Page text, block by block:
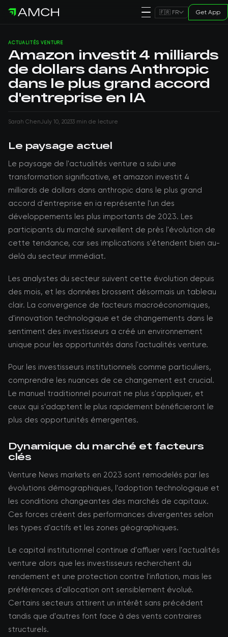
🇫🇷 FR Get App
ACTUALITÉS VENTURE
Amazon investit 4 milliards
de dollars dans Anthropic
dans le plus grand accord
d'entreprise en IA
Sarah ChenJuly 10, 20233 min de lecture
Le paysage actuel
Le paysage de l'actualités venture a subi une
transformation significative, et amazon investit 4
milliards de dollars dans anthropic dans le plus grand
accord d'entreprise en ia représente l'un des
développements les plus importants de 2023. Les
participants du marché surveillent de près l'évolution de
cette tendance, car ses implications s'étendent bien au-
delà du secteur immédiat.
Les analystes du secteur suivent cette évolution depuis
des mois, et les données brossent désormais un tableau
clair. La convergence de facteurs macroéconomiques,
d'innovation technologique et de changements dans le
sentiment des investisseurs a créé un environnement
unique pour les opportunités dans l'actualités venture.
Pour les investisseurs institutionnels comme particuliers,
comprendre les nuances de ce changement est crucial.
Le manuel traditionnel pourrait ne plus s'appliquer, et
ceux qui s'adaptent le plus rapidement bénéficieront le
plus des opportunités émergentes.
Dynamique du marché et facteurs
clés
Venture News markets en 2023 sont remodelés par les
évolutions démographiques, l'adoption technologique et
les conditions changeantes des marchés de capitaux.
Ces forces créent des performances divergentes selon
les types d'actifs et les zones géographiques.
Le capital institutionnel continue d'affluer vers l'actualités
venture alors que les investisseurs recherchent du
rendement et une protection contre l'inflation, mais les
préférences d'allocation ont sensiblement évolué.
Certains secteurs attirent un intérêt sans précédent
tandis que d'autres font face à des vents contraires
structurels.